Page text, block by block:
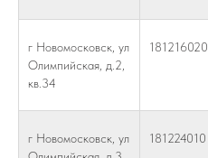
г Новомосковск, ул
Олимпийская, д.2,
кв.34
181216020
г Новомосковск, ул
181224010